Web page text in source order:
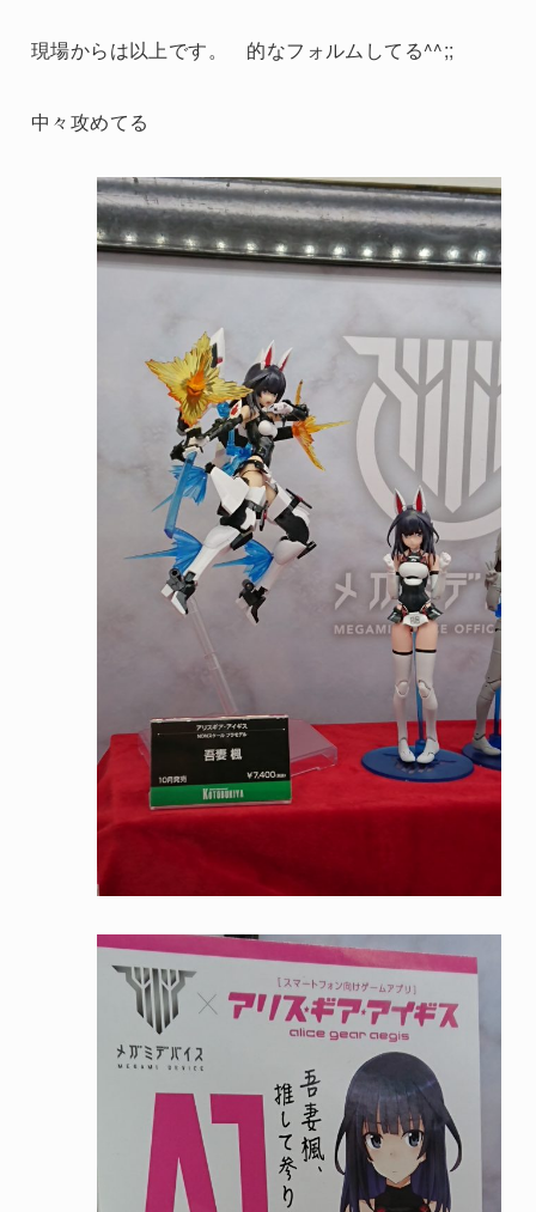
現場からは以上です。 的なフォルムしてる^^;;
中々攻めてる